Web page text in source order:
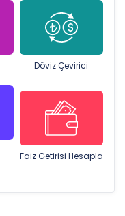
Döviz Çevirici
Faiz Getirisi Hesapla